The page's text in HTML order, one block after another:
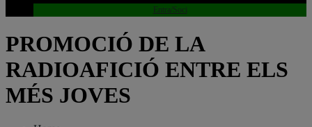
Entra/Soci
PROMOCIÓ DE LA
RADIOAFICIÓ ENTRE ELS
MÉS JOVES